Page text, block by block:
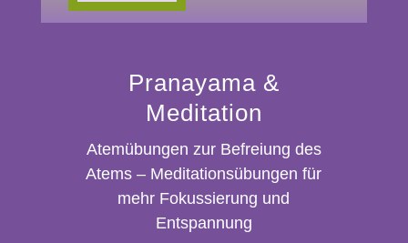
Pranayama &
Meditation
Atemübungen zur Befreiung des
Atems – Meditationsübungen für
mehr Fokussierung und
Entspannung